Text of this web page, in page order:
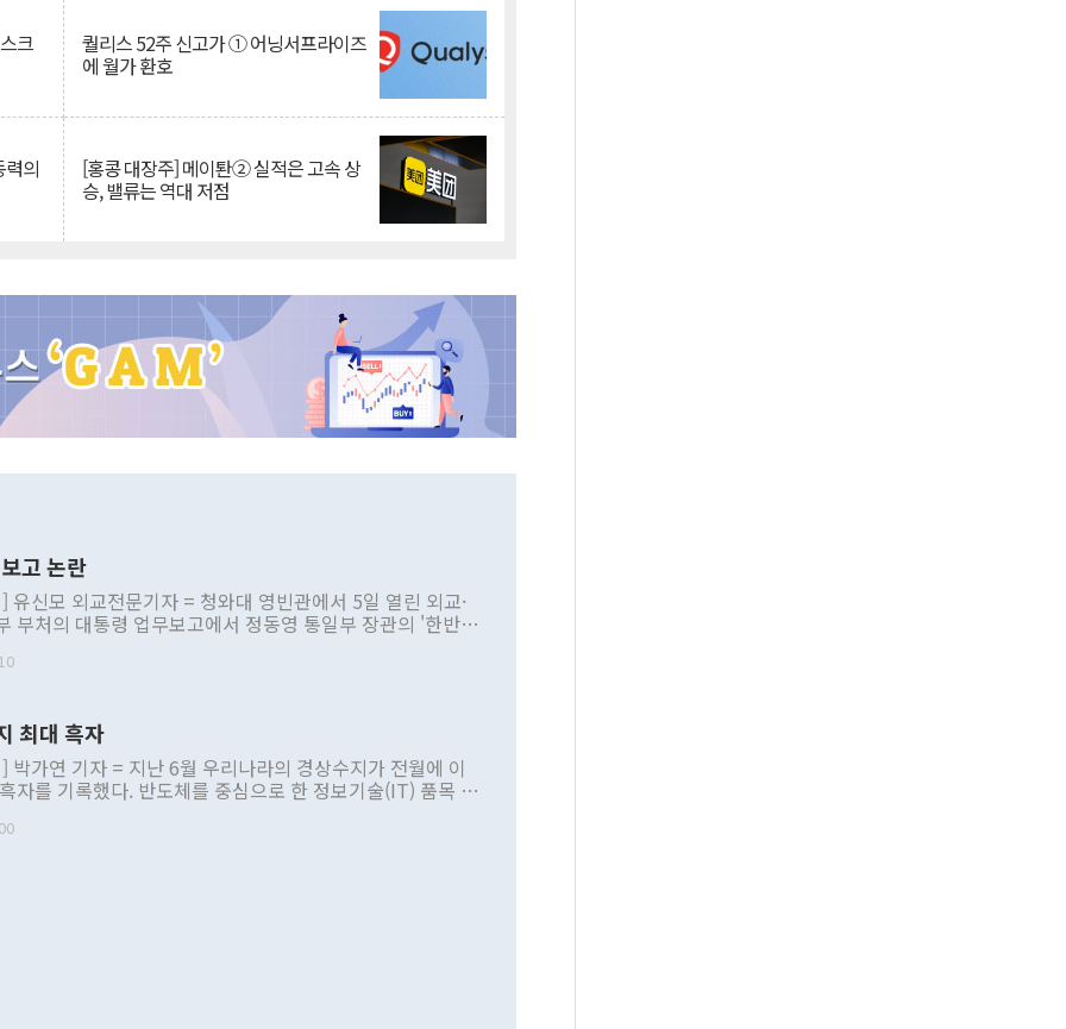
크 퀄리스 52주 신고가 ① 어닝서프라이즈
에 월가 환호
의 [홍콩 대장주] 메이퇀② 실적은 고속 상
승, 밸류는 역대 저점
고 논란
유신모 외교전문기자 = 청와대 영빈관에서 5일 열린 외교·
부처의 대통령 업무보고에서 정동영 통일부 장관의 '한반도
부 내 조율을 거치지 않은 사안을 정책으로 추진하겠다고 공
근거한 비현실적 구상'이라는 비판을 내놨다. 그동안 정 장
관련 발언이 물의를 빚은 적은 여러 번 있지만 대통령과 유
공개적으로 부정적 입장을 표명한 것은 이례적이다. 정 장
북 접근법과 월권을 제어해야 한다는 목소리도 높아지고 있
최대 흑자
박가연 기자 = 지난 6월 우리나라의 경상수지가 전월에 이
자를 기록했다. 반도체를 중심으로 한 정보기술(IT) 품목 수
르